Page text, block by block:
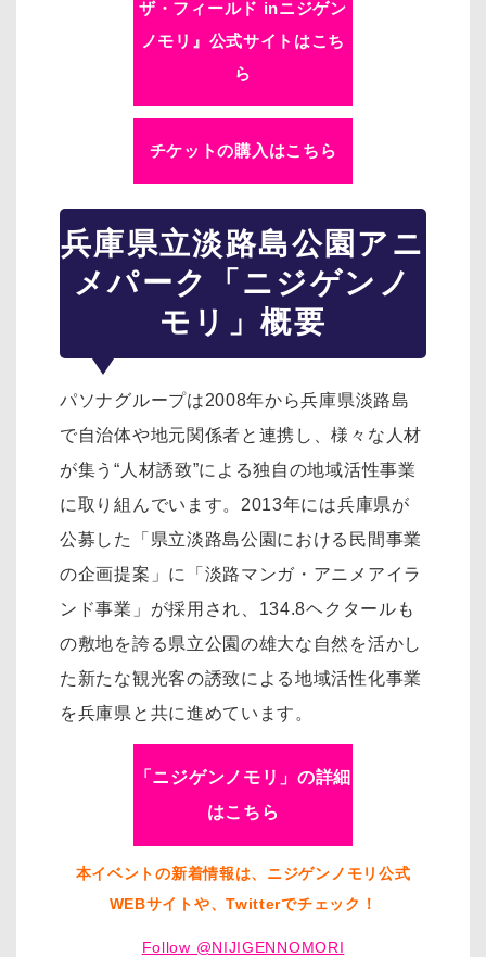
ザ・フィールド inニジゲン
ノモリ』公式サイトはこち
ら
チケットの購入はこちら
兵庫県立淡路島公園アニ
メパーク「ニジゲンノ
モリ」概要
パソナグループは2008年から兵庫県淡路島
で自治体や地元関係者と連携し、様々な人材
が集う“人材誘致”による独自の地域活性事業
に取り組んでいます。2013年には兵庫県が
公募した「県立淡路島公園における民間事業
の企画提案」に「淡路マンガ・アニメアイラ
ンド事業」が採用され、134.8ヘクタールも
の敷地を誇る県立公園の雄大な自然を活かし
た新たな観光客の誘致による地域活性化事業
を兵庫県と共に進めています。
「ニジゲンノモリ」の詳細
はこちら
本イベントの新着情報は、ニジゲンノモリ公式
WEBサイトや、Twitterでチェック！
Follow @NIJIGENNOMORI